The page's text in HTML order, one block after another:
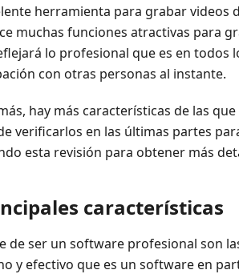
herramienta para grabar videos
muchas funciones atractivas para
lo profesional que es en todos
con otras personas al instante.
hay más características de las
verificarlos en las últimas partes
esta revisión para obtener más
características
de ser un software profesional son
y efectivo que es un software en